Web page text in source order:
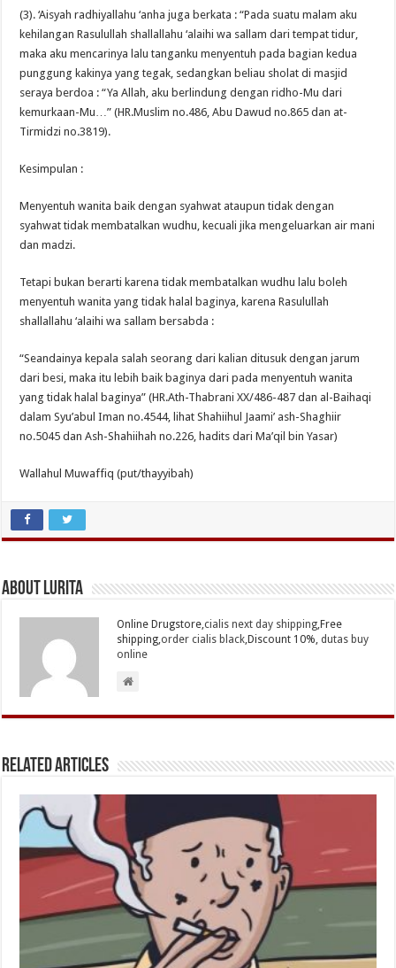
(3). ‘Aisyah radhiyallahu ‘anha juga berkata : “Pada suatu malam aku
kehilangan Rasulullah shallallahu ‘alaihi wa sallam dari tempat tidur,
maka aku mencarinya lalu tanganku menyentuh pada bagian kedua
punggung kakinya yang tegak, sedangkan beliau sholat di masjid
seraya berdoa : “Ya Allah, aku berlindung dengan ridho-Mu dari
kemurkaan-Mu…” (HR.Muslim no.486, Abu Dawud no.865 dan at-
Tirmidzi no.3819).
Kesimpulan :
Menyentuh wanita baik dengan syahwat ataupun tidak dengan
syahwat tidak membatalkan wudhu, kecuali jika mengeluarkan air mani
dan madzi.
Tetapi bukan berarti karena tidak membatalkan wudhu lalu boleh
menyentuh wanita yang tidak halal baginya, karena Rasulullah
shallallahu ‘alaihi wa sallam bersabda :
“Seandainya kepala salah seorang dari kalian ditusuk dengan jarum
dari besi, maka itu lebih baik baginya dari pada menyentuh wanita
yang tidak halal baginya” (HR.Ath-Thabrani XX/486-487 dan al-Baihaqi
dalam Syu’abul Iman no.4544, lihat Shahiihul Jaami’ ash-Shaghiir
no.5045 dan Ash-Shahiihah no.226, hadits dari Ma’qil bin Yasar)
Wallahul Muwaffiq (put/thayyibah)
About Lurita
Online Drugstore,cialis next day shipping,Free
shipping,order cialis black,Discount 10%,dutas buy
online
Related Articles